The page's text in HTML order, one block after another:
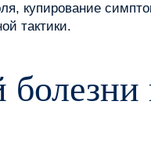
купирование
тактики.